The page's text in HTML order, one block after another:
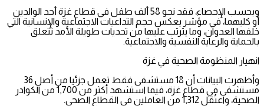
وبحسب الإحصاء، فقد نحو 58 ألف طفل في قطاع غزة أحد الوالدين
أو كليهما، في مؤشر يعكس حجم التداعيات الاجتماعية والإنسانية التي
خلفها العدوان، وما يترتب عليها من تحديات طويلة الأمد تتعلق
بالحماية والرعاية النفسية والاجتماعية.
انهيار المنظومة الصحية في غزة
وأظهرت البيانات أن 18 مستشفى فقط تعمل جزئيا من أصل 36
مستشفى في قطاع غزة، فيما استشهد أكثر من 1,700 من الكوادر
الصحية، واعتُقل 1,312 من العاملين في القطاع الصحي.